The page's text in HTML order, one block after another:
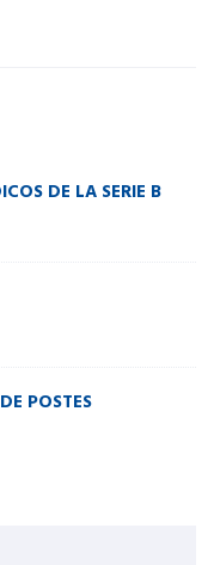
DE LA SERIE B
POSTES